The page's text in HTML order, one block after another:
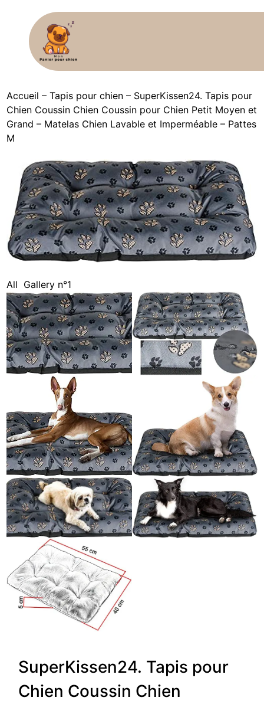
Accueil –Tapis pour chien – SuperKissen24. Tapis pour
Chien Coussin Chien Coussin pour Chien Petit Moyen et
Grand – Matelas Chien Lavable et Imperméable – Pattes
M
All Gallery n°1
SuperKissen24. Tapis pour
Chien Coussin Chien